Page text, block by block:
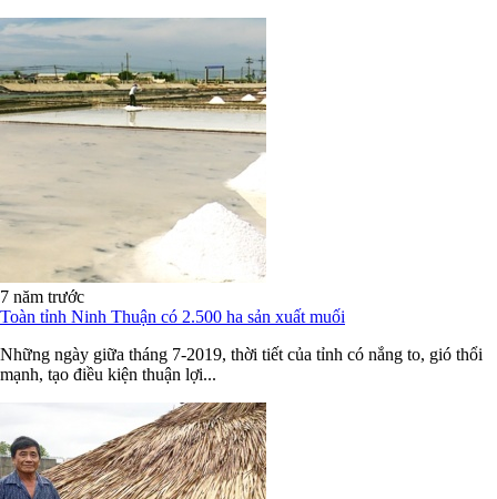
7 năm trước
Toàn tỉnh Ninh Thuận có 2.500 ha sản xuất muối
Những ngày giữa tháng 7-2019, thời tiết của tỉnh có nắng to, gió thổi
mạnh, tạo điều kiện thuận lợi...